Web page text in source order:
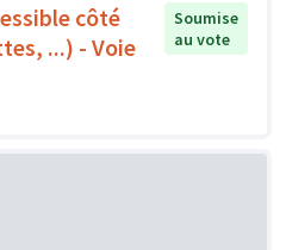
côté
...) - Voie
Soumise
au vote